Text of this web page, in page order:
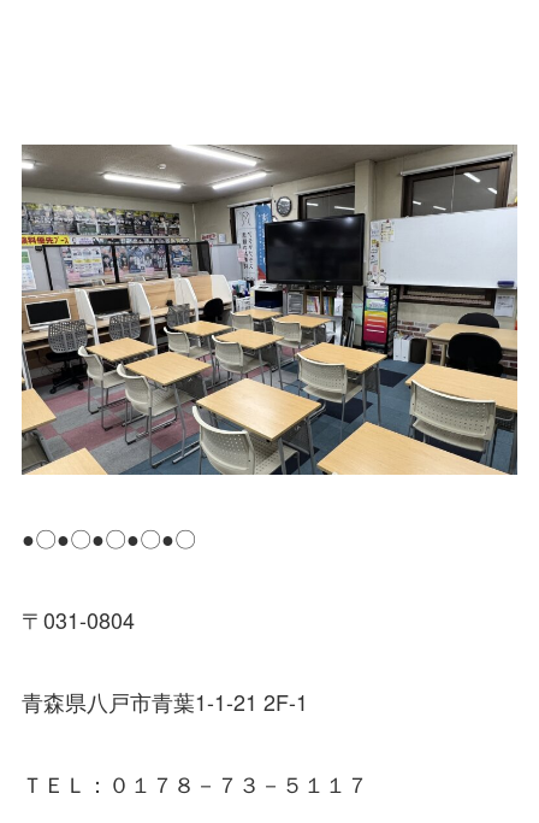
●〇●〇●〇●〇●〇
〒031-0804
青森県八戸市青葉1-1-21 2F-1
ＴＥＬ：０１７８－７３－５１１７